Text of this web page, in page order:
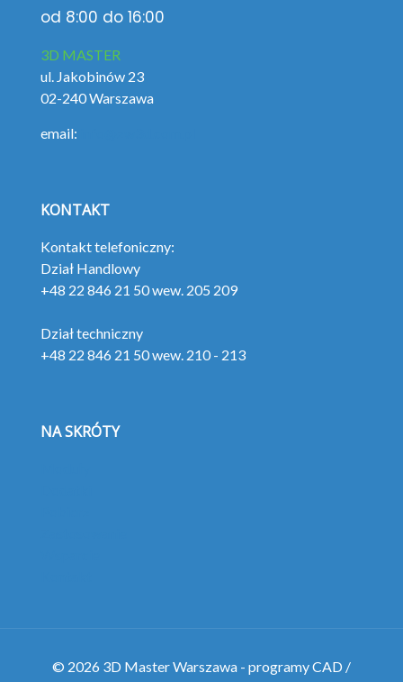
od 8:00 do 16:00
3D MASTER
ul. Jakobinów 23
02-240 Warszawa
email:
KONTAKT
Kontakt telefoniczny:
Dział Handlowy
+48 22 846 21 50 wew. 205 209
Dział techniczny
+48 22 846 21 50 wew. 210 - 213
NA SKRÓTY
© 2026 3D Master Warszawa - programy CAD /